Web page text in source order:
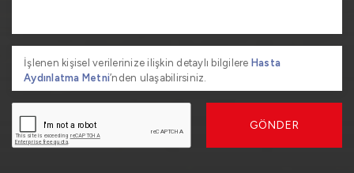
İşlenen kişisel verilerinize ilişkin detaylı bilgilere Hasta
Aydınlatma Metni’nden ulaşabilirsiniz.
GÖNDER